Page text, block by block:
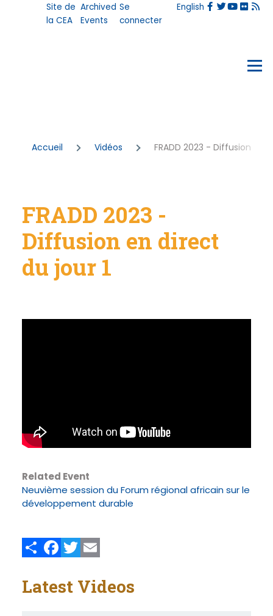
Aller au contenu principal
User
account
Site de
la CEA
Archived
Events
Se
connecter
English
Menu
Fil
d'Ariane
Accueil Vidéos FRADD 2023 - Diffusion en
FRADD 2023 -
Diffusion en direct
du jour 1
Related Event
Neuvième session du Forum régional africain sur le
développement durable
Latest Videos